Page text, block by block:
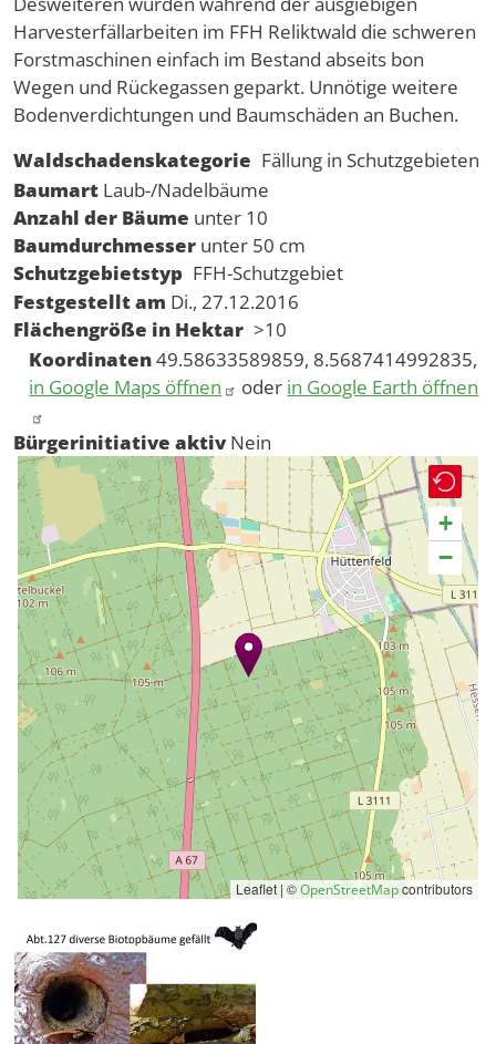
Harvesterfällarbeiten im FFH Reliktwald die schweren
Forstmaschinen einfach im Bestand abseits bon
Wegen und Rückegassen geparkt. Unnötige weitere
Bodenverdichtungen und Baumschäden an Buchen.
Waldschadenskategorie Fällung in Schutzgebieten
Baumart Laub-/Nadelbäume
Anzahl der Bäume unter 10
Baumdurchmesser unter 50 cm
Schutzgebietstyp FFH-Schutzgebiet
Festgestellt am Di., 27.12.2016
Flächengröße in Hektar >10
Koordinaten49.58633589859, 8.5687414992835,
in Google Maps öffnen
oder in Google Earth öffnen
Bürgerinitiative aktiv Nein
+
−
Leaflet | ©OpenStreetMapcontributors